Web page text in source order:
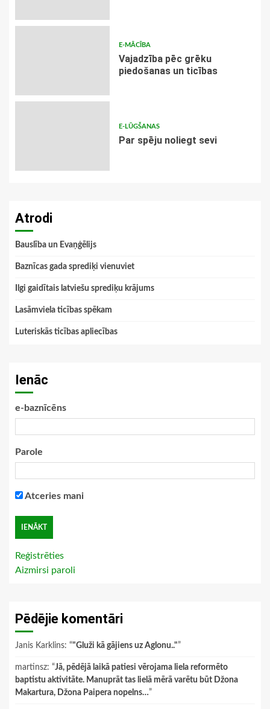
E-MĀCĪBA
Vajadzība pēc grēku
piedošanas un ticības
E-LŪGŠANAS
Par spēju noliegt sevi
Atrodi
Bauslība un Evaņģēlijs
Baznīcas gada sprediķi vienuviet
Ilgi gaidītais latviešu sprediķu krājums
Lasāmviela ticības spēkam
Luteriskās ticības apliecības
Ienāc
e-baznīcēns
Parole
Atceries mani
Reģistrēties
Aizmirsi paroli
Pēdējie komentāri
Janis Karklins: “"Gluži kā gājiens uz Aglonu.."”
martinsz: “Jā, pēdējā laikā patiesi vērojama liela reformēto
baptistu aktivitāte. Manuprāt tas lielā mērā varētu būt Džona
Makartura, Džona Paipera nopelns…”